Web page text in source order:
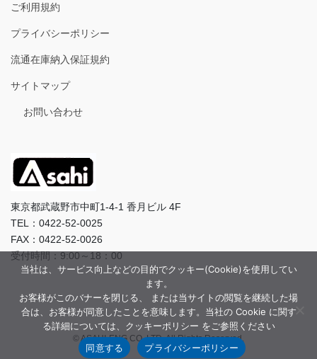
ご利用規約
プライバシーポリシー
流通在庫納入保証規約
サイトマップ
お問い合わせ
東京都武蔵野市中町1-4-1 香月ビル 4F
TEL：0422-52-0025
FAX：0422-52-0026
受付時間：9:00～18：00
© ASAHI-ENG CO.,LTD. All Rights Reserved.
当社は、サービス向上などの目的でクッキー(Cookie)を使用してい
ます。
お客様がこのバナーを閉じる、 または当サイトの閲覧を継続した場
合は、お客様が同意したことを意味します。当社の Cookie に関す
る詳細については、クッキーポリシー をご参照ください
同意する
プライバシーポリシー